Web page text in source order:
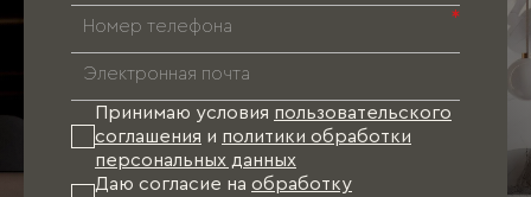
т.д.), соответствующий не только
требованиям по эргономике, но и
направлениям мебельной моды. В результате
к моменту финишной отделки квартиры
проект Вашей мебели будет готов. Останется
лишь произвести точные замеры и оформить
заказ.
*
Принимаю условия пользовательского
соглашения и политики обработки
персональных данных
Даю согласие на обработку